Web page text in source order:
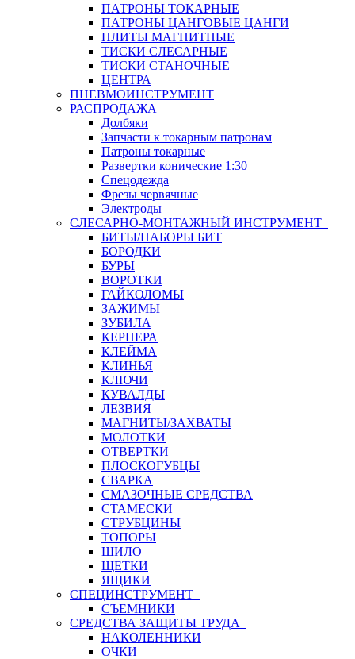
ПАТРОНЫ ТОКАРНЫЕ
ПАТРОНЫ ЦАНГОВЫЕ ЦАНГИ
ПЛИТЫ МАГНИТНЫЕ
ТИСКИ СЛЕСАРНЫЕ
ТИСКИ СТАНОЧНЫЕ
ЦЕНТРА
ПНЕВМОИНСТРУМЕНТ
РАСПРОДАЖА
Долбяки
Запчасти к токарным патронам
Патроны токарные
Развертки конические 1:30
Спецодежда
Фрезы червячные
Электроды
СЛЕСАРНО-МОНТАЖНЫЙ ИНСТРУМЕНТ
БИТЫ/НАБОРЫ БИТ
БОРОДКИ
БУРЫ
ВОРОТКИ
ГАЙКОЛОМЫ
ЗАЖИМЫ
ЗУБИЛА
КЕРНЕРА
КЛЕЙМА
КЛИНЬЯ
КЛЮЧИ
КУВАЛДЫ
ЛЕЗВИЯ
МАГНИТЫ/ЗАХВАТЫ
МОЛОТКИ
ОТВЕРТКИ
ПЛОСКОГУБЦЫ
СВАРКА
СМАЗОЧНЫЕ СРЕДСТВА
СТАМЕСКИ
СТРУБЦИНЫ
ТОПОРЫ
ШИЛО
ЩЕТКИ
ЯЩИКИ
СПЕЦИНСТРУМЕНТ
СЪЕМНИКИ
СРЕДСТВА ЗАЩИТЫ ТРУДА
НАКОЛЕННИКИ
ОЧКИ